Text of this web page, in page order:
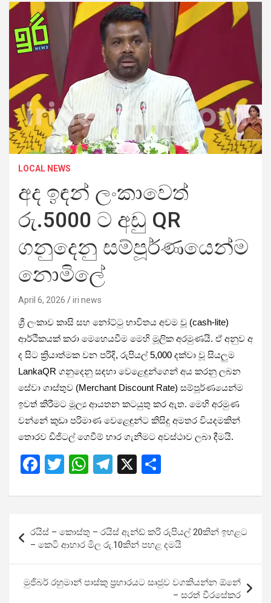
LOCAL NEWS
අද ඉඳන් ලංකාවෙත්
රු.5000 ට අඩු QR
ගනුදෙනු සම්පූර්ණයෙන්ම
නොමිලේ
April 6, 2026 iri news
ශ්‍රී ලංකාව කාසි සහ නෝට්ටු භාවිතය අවම වූ (cash-lite)
ආර්ථිකයක් කරා මෙහෙයවීම මෙහි මූලික අරමුණයි. ඒ අනුව අ​
ද සිට ක්‍රියාත්මක වන පරිදි, රුපියල් 5,000 දක්වා වූ සියලුම
LankaQR ගනුදෙනු සඳහා වෙළෙඳුන්ගෙන් අය කරනු ලබන
සේවා ගාස්තුව (Merchant Discount Rate) සම්පූර්ණයෙන්ම
ඉවත් කිරීමට මූල්‍ය ආයතන කටයුතු කර ඇත. මෙහි අරමුණ
වන්නේ කුඩා පරිමාණ වෙළෙඳුන්ට කිසිදු අමතර වියදමකින්
තොරව ඩිජිටල් ගෙවීම් භාර ගැනීමට අවස්ථාව ලබා දීමයි.
F
ce
b
o
o
k
T
tt
W
at
A
p
p
T
e
gr
a
m
X
ar
e
navigation
රයිස් – කොස්තු – රයිස් ඇන්ඩ් කරි රුපියල් 20කින් ඉහළට
– කෙටි ආහාර මිල රු.10කින් පහළ දමයි
මුජිබර් රහුමාන් පාස්කු ප්‍රහාරයට සෘජුව වගකියන්න ඕනේ
– සරත් වීරසේකර